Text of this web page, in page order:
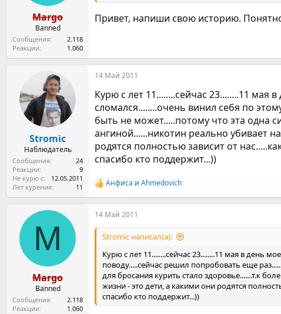
Margo
Banned
Сообщения
2.118
Реакции
1.060
Привет, напиши свою историю.
Stromic
Наблюдатель
Сообщения
24
Реакции
9
Не курю с
12.05.2011
Лет курения
11
14 Май 2011
Курю с лет 11........сейчас 23........11 мая
сломался........очень винил себя по
быть не может.....потому что эта одна
ангиной......никотин реально убивает
родятся полностью зависит от
спасибо кто поддержит...))
Р
е
а
к
Анфиса и Ahmedovich
M
Margo
Banned
Сообщения
2.118
Реакции
1.060
14 Май 2011
Stromic написал(а):
Курю с лет 11........сейчас 23........11 мая в день
поводу.....сейчас решил попробовать еще
для бросания курить стало здоровье.......т.к
жизни - это дети, а какими они родятся
спасибо кто поддержит...))